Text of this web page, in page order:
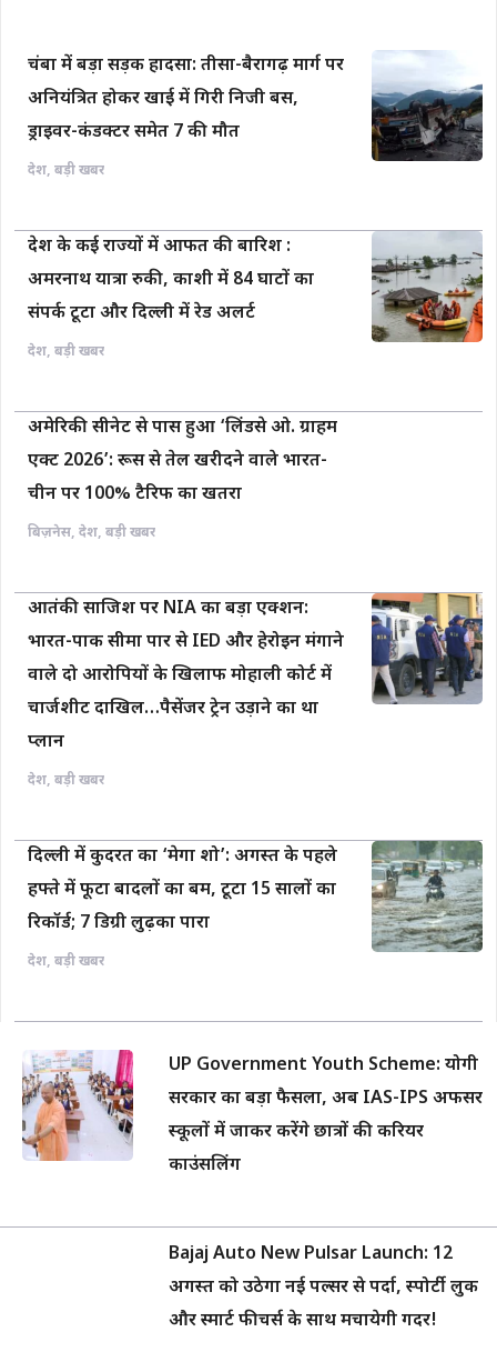
चंबा में बड़ा सड़क हादसा: तीसा-बैरागढ़ मार्ग पर
अनियंत्रित होकर खाई में गिरी निजी बस,
ड्राइवर-कंडक्टर समेत 7 की मौत
देश, बड़ी खबर
देश के कई राज्यों में आफत की बारिश :
अमरनाथ यात्रा रुकी, काशी में 84 घाटों का
संपर्क टूटा और दिल्ली में रेड अलर्ट
देश, बड़ी खबर
अमेरिकी सीनेट से पास हुआ ‘लिंडसे ओ. ग्राहम
एक्ट 2026’: रूस से तेल खरीदने वाले भारत-
चीन पर 100% टैरिफ का खतरा
बिज़नेस, देश, बड़ी खबर
आतंकी साजिश पर NIA का बड़ा एक्शन:
भारत-पाक सीमा पार से IED और हेरोइन मंगाने
वाले दो आरोपियों के खिलाफ मोहाली कोर्ट में
चार्जशीट दाखिल…पैसेंजर ट्रेन उड़ाने का था
प्लान
देश, बड़ी खबर
दिल्ली में कुदरत का ‘मेगा शो’: अगस्त के पहले
हफ्ते में फूटा बादलों का बम, टूटा 15 सालों का
रिकॉर्ड; 7 डिग्री लुढ़का पारा
देश, बड़ी खबर
UP Government Youth Scheme: योगी
सरकार का बड़ा फैसला, अब IAS-IPS अफसर
स्कूलों में जाकर करेंगे छात्रों की करियर
काउंसलिंग
Bajaj Auto New Pulsar Launch: 12
अगस्त को उठेगा नई पल्सर से पर्दा, स्पोर्टी लुक
और स्मार्ट फीचर्स के साथ मचायेगी गदर!